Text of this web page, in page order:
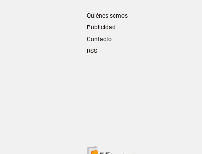
Quiénes somos
Publicidad
Contacto
RSS